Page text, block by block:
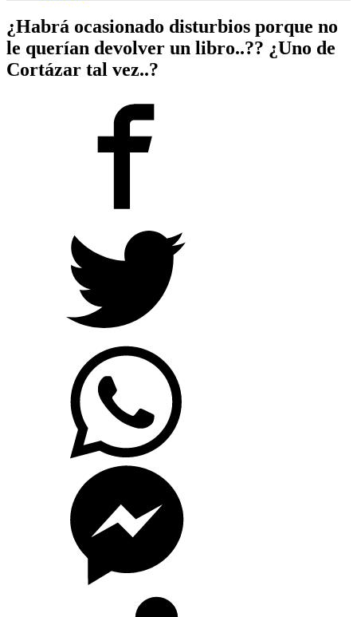
¿Habrá ocasionado disturbios porque no
le querían devolver un libro..?? ¿Uno de
Cortázar tal vez..?